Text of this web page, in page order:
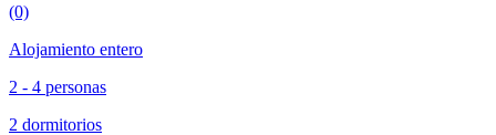
(0)
Alojamiento entero
2 - 4 personas
2 dormitorios